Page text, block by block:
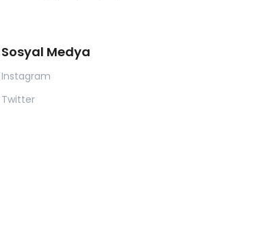
Sosyal Medya
Instagram
Twitter